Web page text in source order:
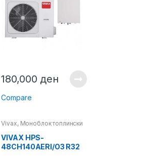
180,000 ден
Compare
Vivax, Моноблок топлински
VIVAX HPS-
48CH140AERI/O3 R32